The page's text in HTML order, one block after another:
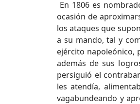
En 1806 es
ocasión de
los ataques que
a su mando, tal y
ejército napoleónico,
además de sus
persiguió el
les atendía,
vagabundeando y